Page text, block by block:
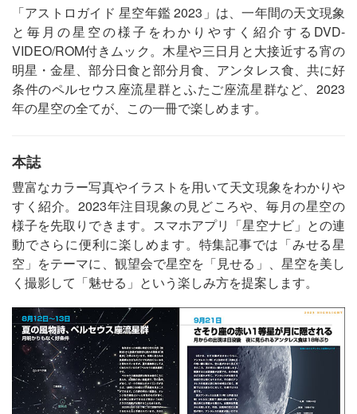
「アストロガイド 星空年鑑 2023」は、一年間の天文現象
と毎月の星空の様子をわかりやすく紹介するDVD-
VIDEO/ROM付きムック。木星や三日月と大接近する宵の
明星・金星、部分日食と部分月食、アンタレス食、共に好
条件のペルセウス座流星群とふたご座流星群など、2023
年の星空の全てが、この一冊で楽しめます。
本誌
豊富なカラー写真やイラストを用いて天文現象をわかりや
すく紹介。2023年注目現象の見どころや、毎月の星空の
様子を先取りできます。スマホアプリ「星空ナビ」との連
動でさらに便利に楽しめます。特集記事では「みせる星
空」をテーマに、観望会で星空を「見せる」、星空を美し
く撮影して「魅せる」という楽しみ方を提案します。